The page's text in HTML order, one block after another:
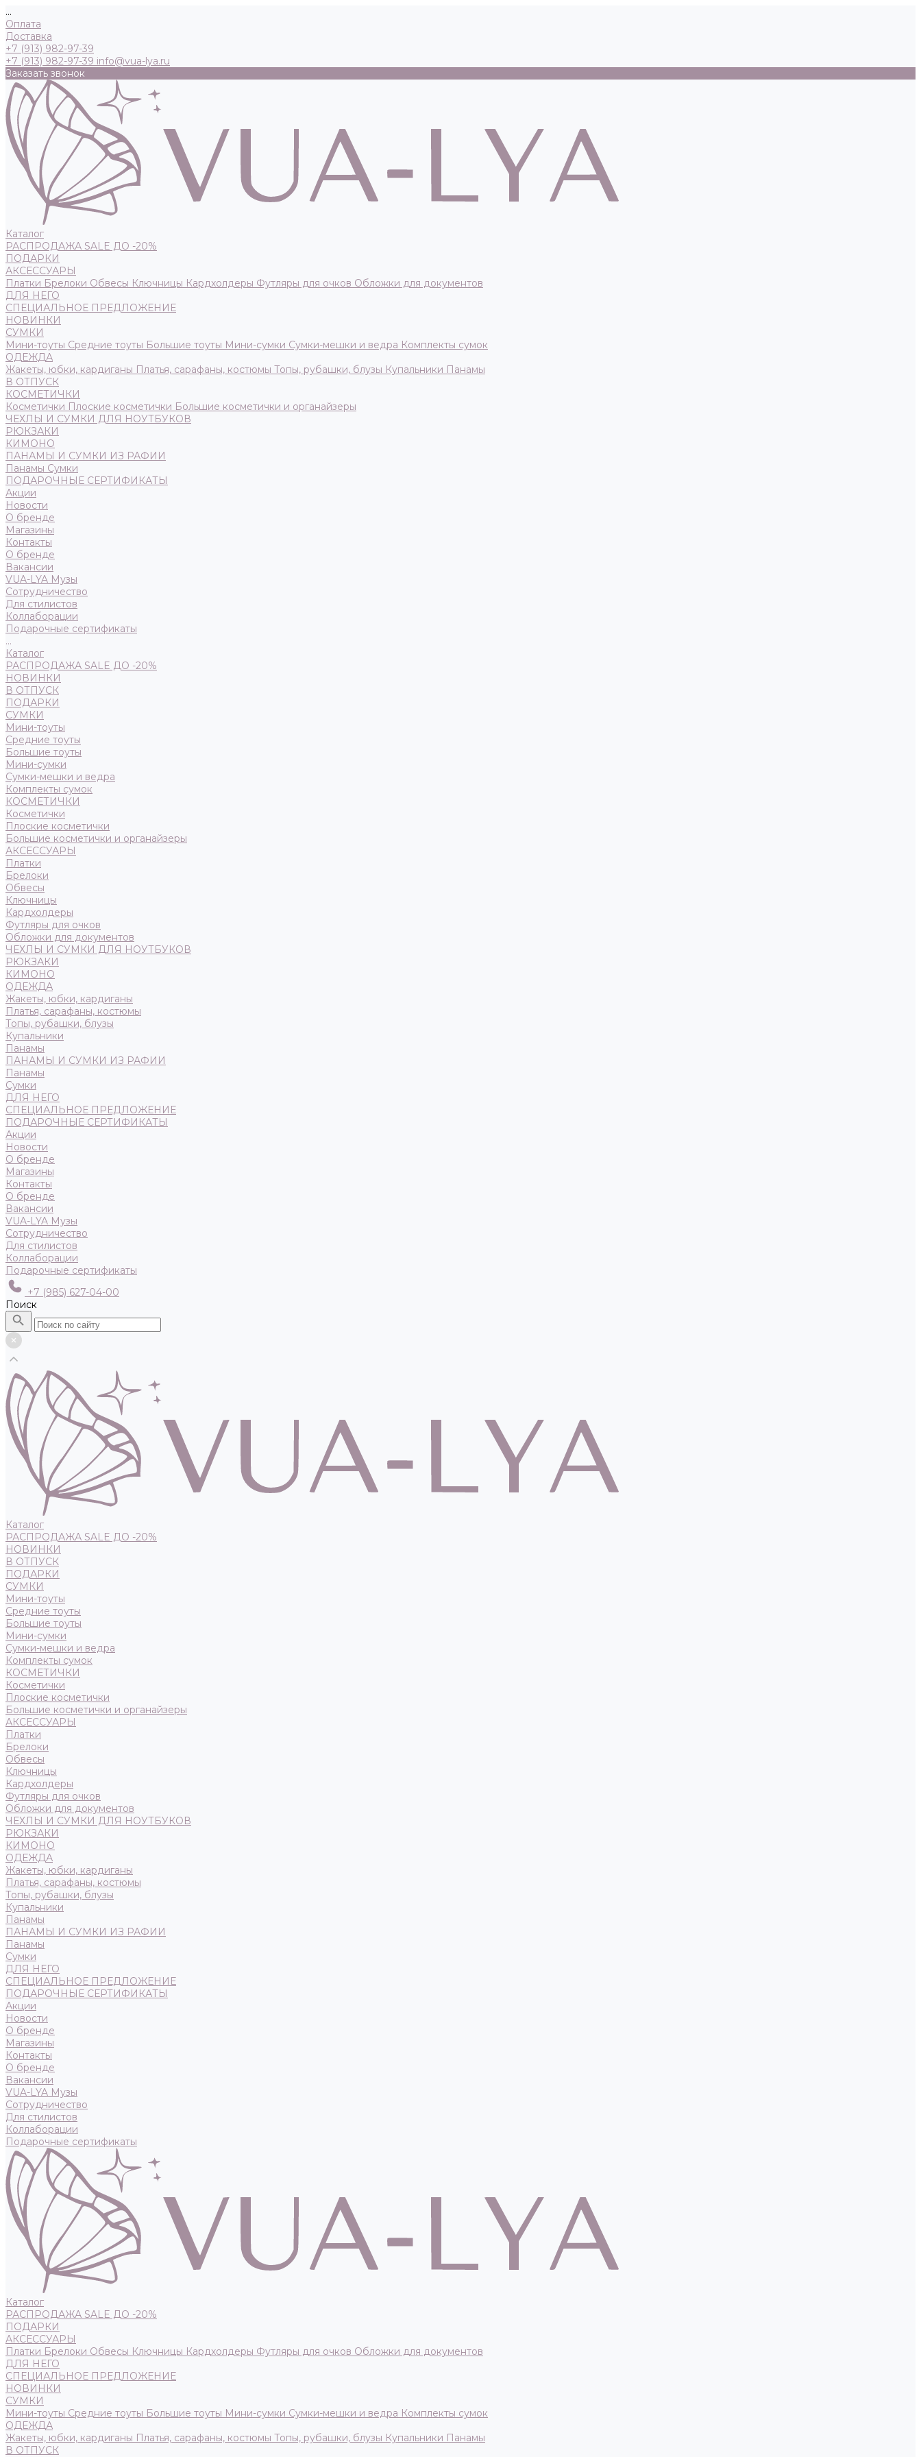
...
Оплата
Доставка
+7 (913) 982-97-39
+7 (913) 982-97-39 info@vua-lya.ru
Заказать звонок
Каталог
РАСПРОДАЖА SALE ДО -20%
ПОДАРКИ
АКСЕССУАРЫ
Платки Брелоки Обвесы Ключницы Кардхолдеры Футляры для очков Обложки для документов
ДЛЯ НЕГО
СПЕЦИАЛЬНОЕ ПРЕДЛОЖЕНИЕ
НОВИНКИ
СУМКИ
Мини-тоуты Средние тоуты Большие тоуты Мини-сумки Сумки-мешки и ведра Комплекты сумок
ОДЕЖДА
Жакеты, юбки, кардиганы Платья, сарафаны, костюмы Топы, рубашки, блузы Купальники Панамы
В ОТПУСК
КОСМЕТИЧКИ
Косметички Плоские косметички Большие косметички и органайзеры
ЧЕХЛЫ И СУМКИ ДЛЯ НОУТБУКОВ
РЮКЗАКИ
КИМОНО
ПАНАМЫ И СУМКИ ИЗ РАФИИ
Панамы Сумки
ПОДАРОЧНЫЕ СЕРТИФИКАТЫ
Акции
Новости
О бренде
Магазины
Контакты
О бренде
Вакансии
VUA-LYA Музы
Сотрудничество
Для стилистов
Коллаборации
Подарочные сертификаты
...
Каталог
РАСПРОДАЖА SALE ДО -20%
НОВИНКИ
В ОТПУСК
ПОДАРКИ
СУМКИ
Мини-тоуты
Средние тоуты
Большие тоуты
Мини-сумки
Сумки-мешки и ведра
Комплекты сумок
КОСМЕТИЧКИ
Косметички
Плоские косметички
Большие косметички и органайзеры
АКСЕССУАРЫ
Платки
Брелоки
Обвесы
Ключницы
Кардхолдеры
Футляры для очков
Обложки для документов
ЧЕХЛЫ И СУМКИ ДЛЯ НОУТБУКОВ
РЮКЗАКИ
КИМОНО
ОДЕЖДА
Жакеты, юбки, кардиганы
Платья, сарафаны, костюмы
Топы, рубашки, блузы
Купальники
Панамы
ПАНАМЫ И СУМКИ ИЗ РАФИИ
Панамы
Сумки
ДЛЯ НЕГО
СПЕЦИАЛЬНОЕ ПРЕДЛОЖЕНИЕ
ПОДАРОЧНЫЕ СЕРТИФИКАТЫ
Акции
Новости
О бренде
Магазины
Контакты
О бренде
Вакансии
VUA-LYA Музы
Сотрудничество
Для стилистов
Коллаборации
Подарочные сертификаты
+7 (985) 627-04-00
Поиск
Каталог
РАСПРОДАЖА SALE ДО -20%
НОВИНКИ
В ОТПУСК
ПОДАРКИ
СУМКИ
Мини-тоуты
Средние тоуты
Большие тоуты
Мини-сумки
Сумки-мешки и ведра
Комплекты сумок
КОСМЕТИЧКИ
Косметички
Плоские косметички
Большие косметички и органайзеры
АКСЕССУАРЫ
Платки
Брелоки
Обвесы
Ключницы
Кардхолдеры
Футляры для очков
Обложки для документов
ЧЕХЛЫ И СУМКИ ДЛЯ НОУТБУКОВ
РЮКЗАКИ
КИМОНО
ОДЕЖДА
Жакеты, юбки, кардиганы
Платья, сарафаны, костюмы
Топы, рубашки, блузы
Купальники
Панамы
ПАНАМЫ И СУМКИ ИЗ РАФИИ
Панамы
Сумки
ДЛЯ НЕГО
СПЕЦИАЛЬНОЕ ПРЕДЛОЖЕНИЕ
ПОДАРОЧНЫЕ СЕРТИФИКАТЫ
Акции
Новости
О бренде
Магазины
Контакты
О бренде
Вакансии
VUA-LYA Музы
Сотрудничество
Для стилистов
Коллаборации
Подарочные сертификаты
Каталог
РАСПРОДАЖА SALE ДО -20%
ПОДАРКИ
АКСЕССУАРЫ
Платки Брелоки Обвесы Ключницы Кардхолдеры Футляры для очков Обложки для документов
ДЛЯ НЕГО
СПЕЦИАЛЬНОЕ ПРЕДЛОЖЕНИЕ
НОВИНКИ
СУМКИ
Мини-тоуты Средние тоуты Большие тоуты Мини-сумки Сумки-мешки и ведра Комплекты сумок
ОДЕЖДА
Жакеты, юбки, кардиганы Платья, сарафаны, костюмы Топы, рубашки, блузы Купальники Панамы
В ОТПУСК